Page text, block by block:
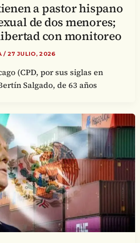
a pastor hispano
de dos menores;
con monitoreo
/ 27 JULIO, 2026
(CPD, por sus siglas en
Salgado, de 63 años